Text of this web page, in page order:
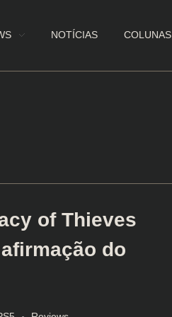
NOTÍCIAS COLUNAS
of Thieves
do